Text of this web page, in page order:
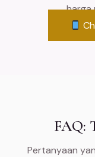
harga
FAQ:
Pertanyaan